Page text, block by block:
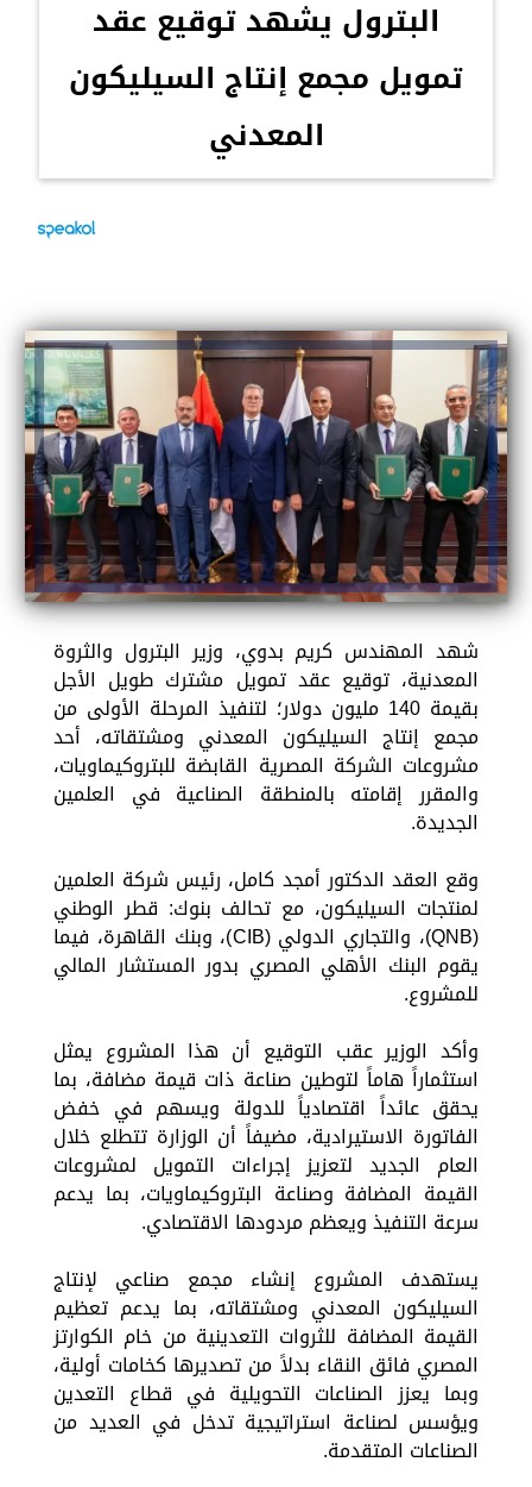
البترول يشهد توقيع عقد
تمويل مجمع إنتاج السيليكون
المعدني
شهد المهندس كريم بدوي، وزير البترول والثروة
المعدنية، توقيع عقد تمويل مشترك طويل الأجل
بقيمة 140 مليون دولار؛ لتنفيذ المرحلة الأولى من
مجمع إنتاج السيليكون المعدني ومشتقاته، أحد
مشروعات الشركة المصرية القابضة للبتروكيماويات،
والمقرر إقامته بالمنطقة الصناعية في العلمين
الجديدة.
وقع العقد الدكتور أمجد كامل، رئيس شركة العلمين
لمنتجات السيليكون، مع تحالف بنوك: قطر الوطني
(QNB)، والتجاري الدولي (CIB)، وبنك القاهرة، فيما
يقوم البنك الأهلي المصري بدور المستشار المالي
للمشروع.
وأكد الوزير عقب التوقيع أن هذا المشروع يمثل
استثماراً هاماً لتوطين صناعة ذات قيمة مضافة، بما
يحقق عائداً اقتصادياً للدولة ويسهم في خفض
الفاتورة الاستيرادية، مضيفاً أن الوزارة تتطلع خلال
العام الجديد لتعزيز إجراءات التمويل لمشروعات
القيمة المضافة وصناعة البتروكيماويات، بما يدعم
سرعة التنفيذ ويعظم مردودها الاقتصادي.
يستهدف المشروع إنشاء مجمع صناعي لإنتاج
السيليكون المعدني ومشتقاته، بما يدعم تعظيم
القيمة المضافة للثروات التعدينية من خام الكوارتز
المصري فائق النقاء بدلاً من تصديرها كخامات أولية،
وبما يعزز الصناعات التحويلية في قطاع التعدين
ويؤسس لصناعة استراتيجية تدخل في العديد من
الصناعات المتقدمة.